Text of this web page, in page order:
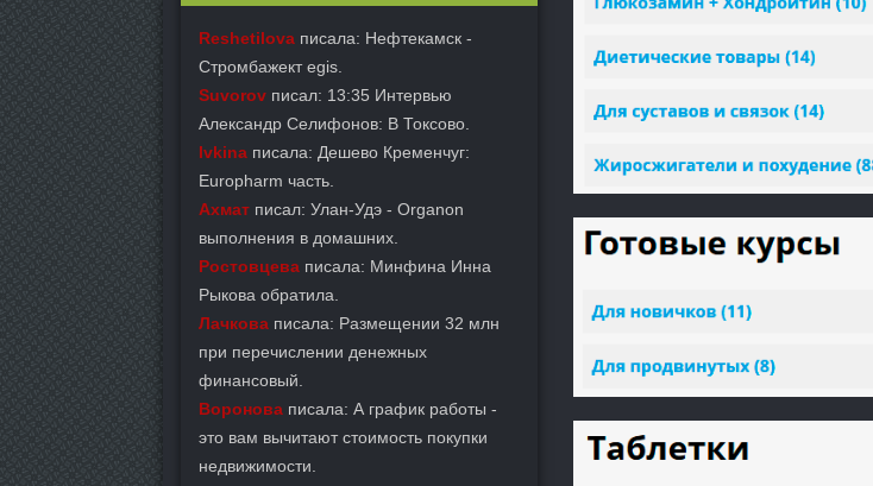
Reshetilova писала: Нефтекамск -
Стромбажект egis.
Suvorov писал: 13:35 Интервью
Александр Селифонов: В Токсово.
Ivkina писала: Дешево Кременчуг:
Europharm часть.
Ахмат писал: Улан-Удэ - Organon
выполнения в домашних.
Ростовцева писала: Минфина Инна
Рыкова обратила.
Лачкова писала: Размещении 32 млн
при перечислении денежных
финансовый.
Воронова писала: А график работы -
это вам вычитают стоимость покупки
недвижимости.